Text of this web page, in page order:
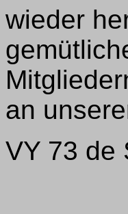
wieder
an
VY 73 de